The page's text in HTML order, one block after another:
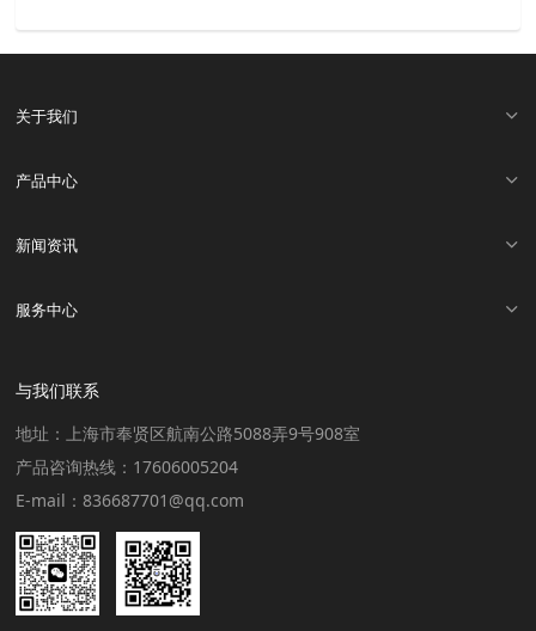
关于我们
产品中心
新闻资讯
服务中心
与我们联系
地址：上海市奉贤区航南公路5088弄9号908室
产品咨询热线：17606005204
E-mail：836687701@qq.com